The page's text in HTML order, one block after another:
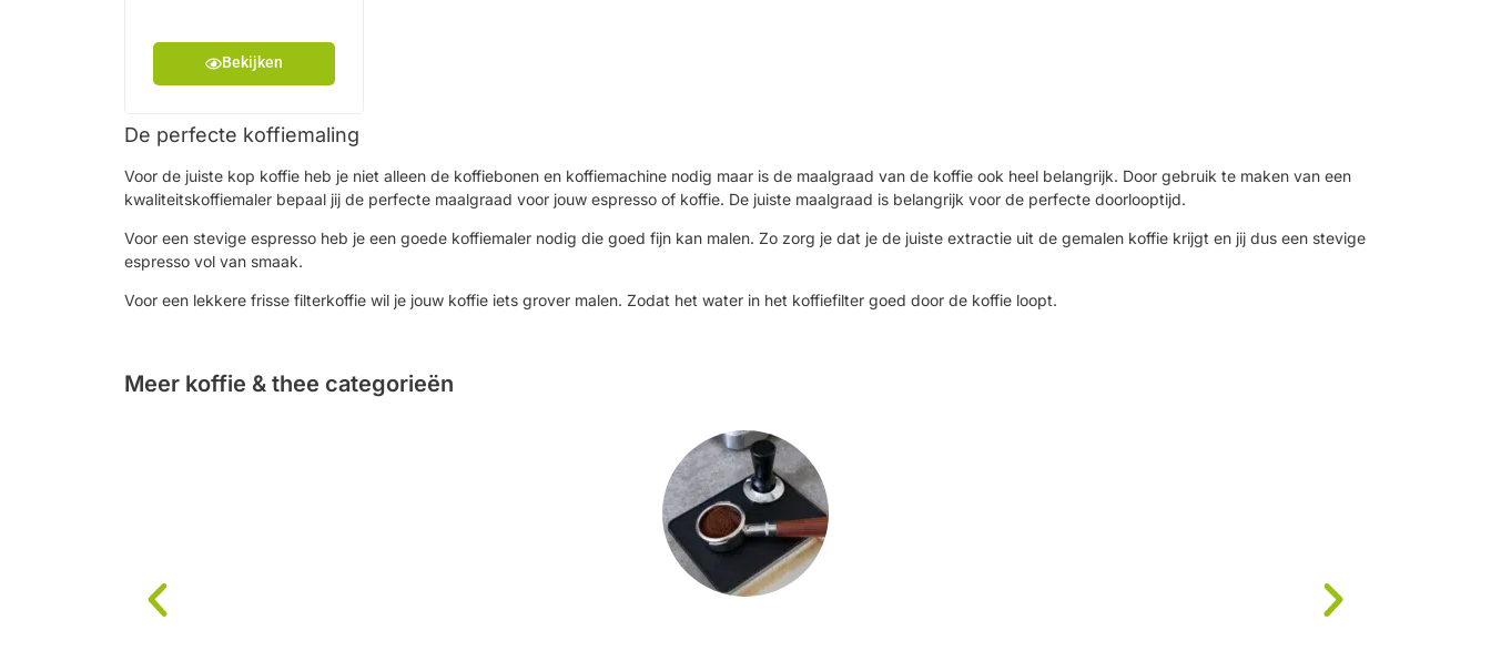
Bekijken
De perfecte koffiemaling
Voor de juiste kop koffie heb je niet alleen de koffiebonen en koffiemachine nodig maar is de maalgraad van de koffie ook heel belangrijk. Door gebruik te maken van een
kwaliteitskoffiemaler bepaal jij de perfecte maalgraad voor jouw espresso of koffie. De juiste maalgraad is belangrijk voor de perfecte doorlooptijd.
Voor een stevige espresso heb je een goede koffiemaler nodig die goed fijn kan malen. Zo zorg je dat je de juiste extractie uit de gemalen koffie krijgt en jij dus een stevige
espresso vol van smaak.
Voor een lekkere frisse filterkoffie wil je jouw koffie iets grover malen. Zodat het water in het koffiefilter goed door de koffie loopt.
Meer koffie & thee categorieën